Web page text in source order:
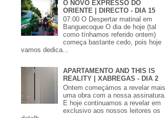
O NOVO EXPRESSO DO
ORIENTE | DIRECTO - DIA 15
07:00 O Despertar matinal em
Banguecoque O dia de hoje (tal
como tínhamos referido ontem)
começa bastante cedo, pois hoje
vamos dedica...
APARTAMENTO AND THIS IS
REALITY | XABREGAS - DIA 2
Ontem começámos a revelar mais
uma obra com a nossa assinatura.
E hoje continuamos a revelar em
exclusivo aos nossos leitores os